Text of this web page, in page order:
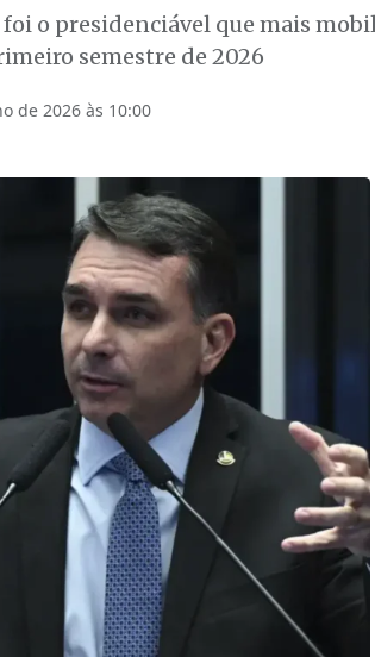
o presidenciável que mais
semestre de 2026
de 2026 às 10:00